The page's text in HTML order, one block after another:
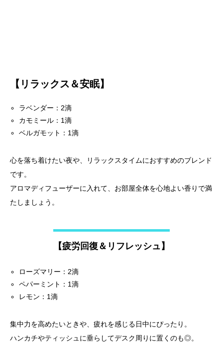
【リラックス＆安眠】
ラベンダー：2滴
カモミール：1滴
ベルガモット：1滴
心を落ち着けたい夜や、リラックスタイムにおすすめのブレンド
です。
アロマディフューザーに入れて、お部屋全体を心地よい香りで満
たしましょう。
【疲労回復＆リフレッシュ】
ローズマリー：2滴
ペパーミント：1滴
レモン：1滴
集中力を高めたいときや、疲れを感じる日中にぴったり。
ハンカチやティッシュに垂らしてデスク周りに置くのも◎。